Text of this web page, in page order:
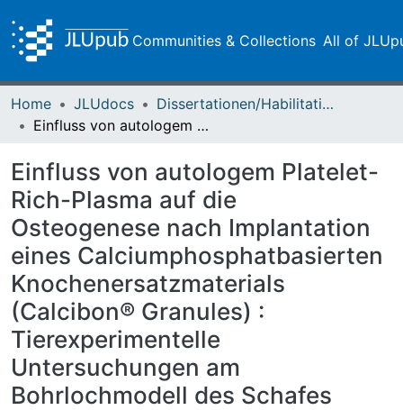
Communities & Collections All of
Home JLUdocs
Dissertationen/Habilitationen
Einfluss von autologem Platelet-Rich-Plasma auf die Osteogenese nach Implantation eines Calciumphosphatbasierten Knochenersatzmaterials (Calcibon® Granules) : Tierexperimentelle Untersuchungen am Bohrlochmodell des Schafes
Einfluss von autologem Platelet-
Rich-Plasma auf die
Osteogenese nach Implantation
eines Calciumphosphatbasierten
Knochenersatzmaterials
(Calcibon® Granules) :
Tierexperimentelle
Untersuchungen am
Bohrlochmodell des Schafes